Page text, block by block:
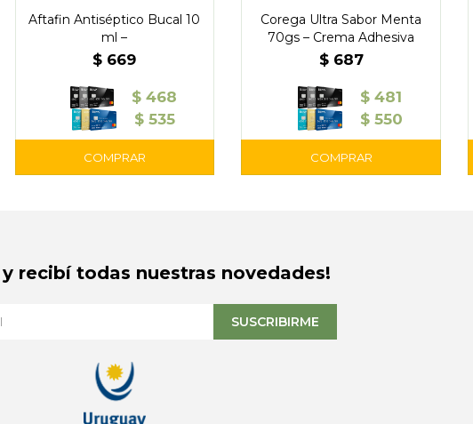
Aftafin Antiséptico Bucal 10
ml –
$ 669
$ 468
$ 535
Corega Ultra Sabor Menta
70gs – Crema Adhesiva
$ 687
$ 481
$ 550
y recibí todas nuestras novedades!
SUSCRIBIRME